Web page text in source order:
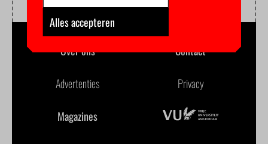
Over ons Contact
Advertenties Privacy
Magazines
Alles accepteren